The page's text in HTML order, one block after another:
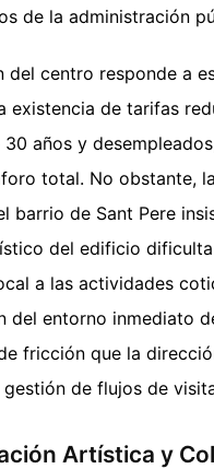
de la administración
del centro responde a
existencia de tarifas
30 años y
total. No obstante,
barrio de Sant Pere
del edificio
a las actividades
del entorno inmediato
fricción que la
gestión de flujos de
Artística y